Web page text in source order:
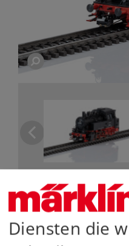
De
Art.nr.
Diensten die